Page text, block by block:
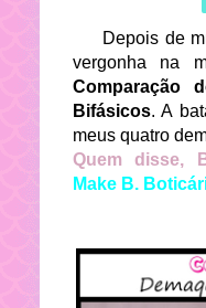
Depois de
vergonha na
Comparação
Bifásicos. A
meus quatro
Quem disse,
Make B.